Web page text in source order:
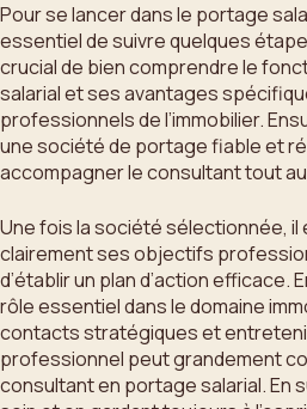
Pour se lancer dans le portage
essentiel de suivre quelques
crucial de bien comprendre le
salarial et ses avantages
professionnels de l’immobilier.
une société de portage fiable et
accompagner le consultant tout
Une fois la société sélectionnée,
clairement ses objectifs
d’établir un plan d’action efficace.
rôle essentiel dans le domaine
contacts stratégiques et
professionnel peut grandement
consultant en portage salarial. En